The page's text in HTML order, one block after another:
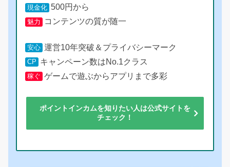
現金化 500円から
魅力 コンテンツの質が随一
安心 運営10年突破＆プライバシーマーク
CP キャンペーン数はNo.1クラス
稼ぐ ゲームで遊ぶからアプリまで多彩
ポイントインカムを知りたい人は公式サイトを
チェック！